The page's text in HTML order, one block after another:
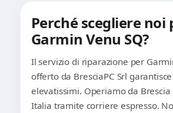
Perché scegliere noi
Garmin Venu SQ?
Il servizio di riparazione per
offerto da BresciaPC Srl
elevatissimi. Operiamo da
Italia tramite corriere espresso.